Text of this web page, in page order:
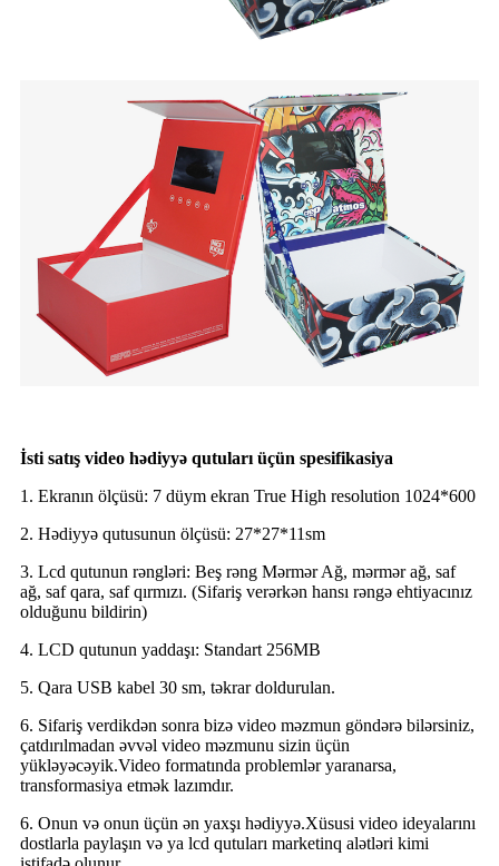
İsti satış video hədiyyə qutuları üçün spesifikasiya
1. Ekranın ölçüsü: 7 düym ekran True High resolution 1024*600
2. Hədiyyə qutusunun ölçüsü: 27*27*11sm
3. Lcd qutunun rəngləri: Beş rəng Mərmər Ağ, mərmər ağ, saf
ağ, saf qara, saf qırmızı. (Sifariş verərkən hansı rəngə ehtiyacınız
olduğunu bildirin)
4. LCD qutunun yaddaşı: Standart 256MB
5. Qara USB kabel 30 sm, təkrar doldurulan.
6. Sifariş verdikdən sonra bizə video məzmun göndərə bilərsiniz,
çatdırılmadan əvvəl video məzmunu sizin üçün
yükləyəcəyik.Video formatında problemlər yaranarsa,
transformasiya etmək lazımdır.
6. Onun və onun üçün ən yaxşı hədiyyə.Xüsusi video ideyalarını
dostlarla paylaşın və ya lcd qutuları marketinq alətləri kimi